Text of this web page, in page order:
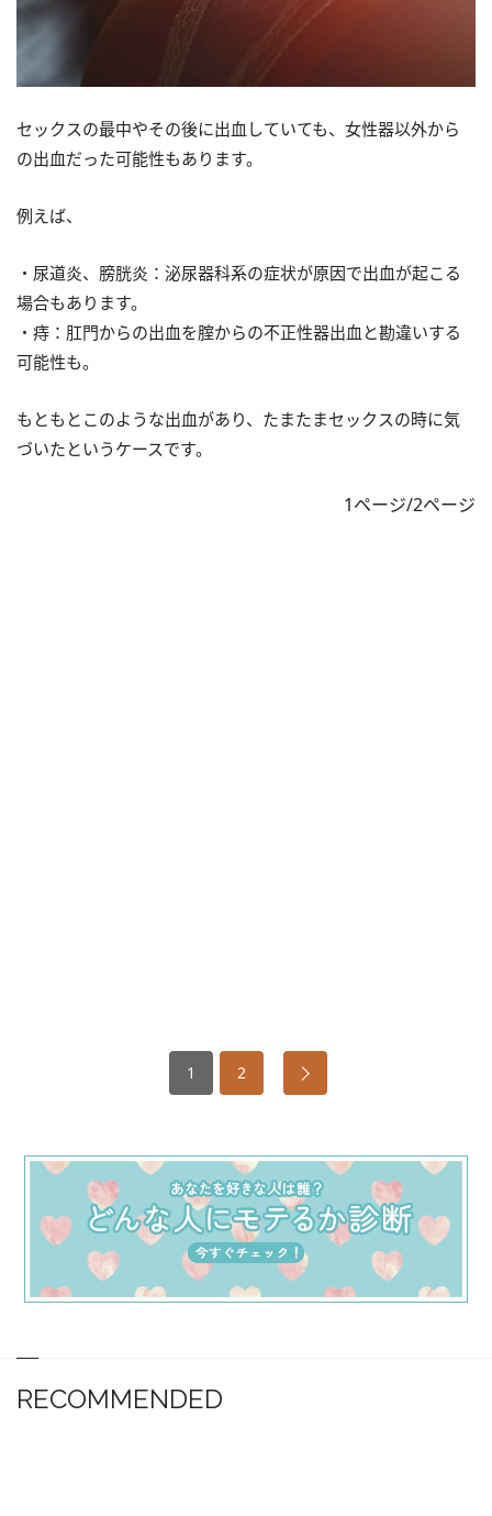
セックスの最中やその後に出血していても、女性器以外から
の出血だった可能性もあります。
例えば、
・尿道炎、膀胱炎：泌尿器科系の症状が原因で出血が起こる
場合もあります。
・痔：肛門からの出血を腟からの不正性器出血と勘違いする
可能性も。
もともとこのような出血があり、たまたまセックスの時に気
づいたというケースです。
1ページ/2ページ
1 2
RECOMMENDED